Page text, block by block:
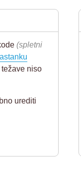
(spletni
niso
urediti